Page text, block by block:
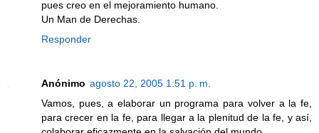
pues creo en el mejoramiento humano.
Un Man de Derechas.
Responder
Anónimo agosto 22, 2005 1:51 p. m.
Vamos, pues, a elaborar un programa para volver a la fe,
para crecer en la fe, para llegar a la plenitud de la fe, y así,